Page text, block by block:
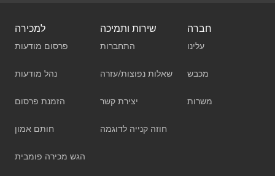
למכירה
פרסום מודעות
נהל מודעות
הזמנת פרסום
חותם אמון
הגש מכירה פומבית
שירות ותמיכה
התחברות
שאלות נפוצות/עזרה
יצירת קשר
חוזה קנייה לדוגמה
חברה
עלינו
מכבש
משרות